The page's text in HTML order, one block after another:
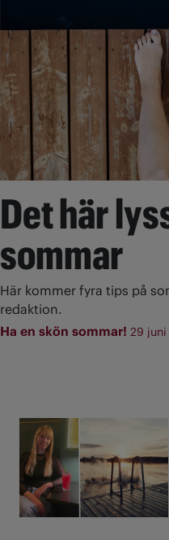
Det här
sommar
Här kommer fyra tips på
redaktion.
Ha en skön sommar! 29 juni